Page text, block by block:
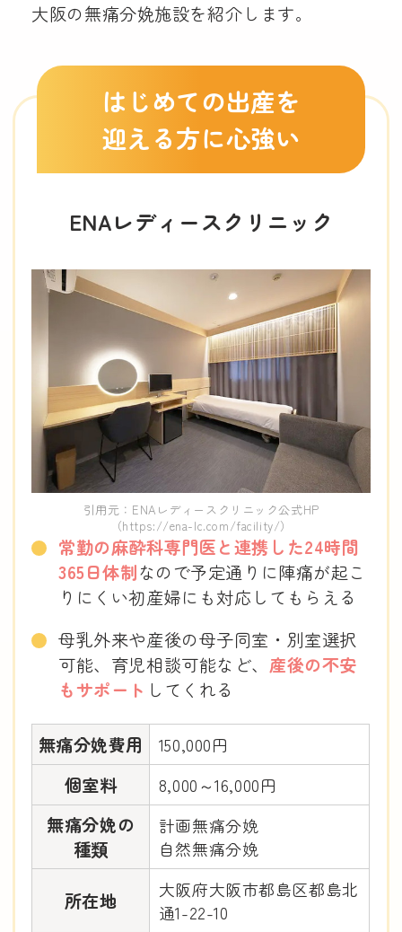
大阪の無痛分娩施設を紹介します。
はじめての出産を
迎える方に心強い
ENAレディースクリニック
引用元：ENAレディースクリニック公式HP
（https://ena-lc.com/facility/）
常勤の麻酔科専門医と連携した24時間
365日体制なので予定通りに陣痛が起こ
りにくい初産婦にも対応してもらえる
母乳外来や産後の母子同室・別室選択
可能、育児相談可能など、 産後の不安
もサポート してくれる
無痛分娩費用 150,000円
個室料 8,000～16,000円
無痛分娩の
種類
計画無痛分娩
自然無痛分娩
所在地
大阪府大阪市都島区都島北
通1-22-10